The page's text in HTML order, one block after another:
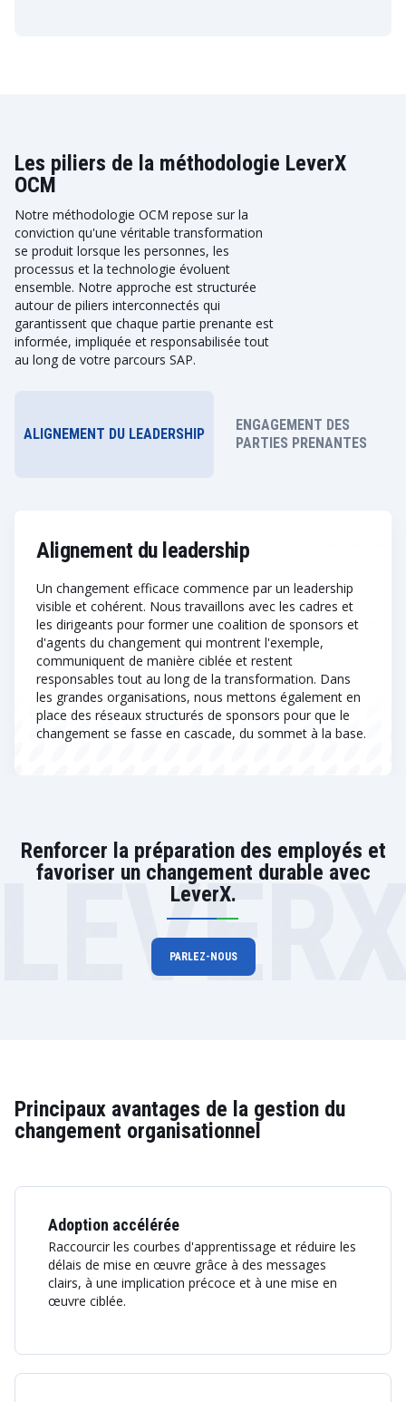
Les piliers de la méthodologie LeverX
OCM
Notre méthodologie OCM repose sur la
conviction qu'une véritable transformation
se produit lorsque les personnes, les
processus et la technologie évoluent
ensemble. Notre approche est structurée
autour de piliers interconnectés qui
garantissent que chaque partie prenante est
informée, impliquée et responsabilisée tout
au long de votre parcours SAP.
ALIGNEMENT DU LEADERSHIP
ENGAGEMENT DES
PARTIES PRENANTES
Alignement du leadership
Un changement efficace commence par un leadership
visible et cohérent. Nous travaillons avec les cadres et
les dirigeants pour former une coalition de sponsors et
d'agents du changement qui montrent l'exemple,
communiquent de manière ciblée et restent
responsables tout au long de la transformation. Dans
les grandes organisations, nous mettons également en
place des réseaux structurés de sponsors pour que le
changement se fasse en cascade, du sommet à la base.
Renforcer la préparation des employés et
favoriser un changement durable avec
LeverX.
PARLEZ-NOUS
Principaux avantages de la gestion du
changement organisationnel
Adoption accélérée
Raccourcir les courbes d'apprentissage et réduire les
délais de mise en œuvre grâce à des messages
clairs, à une implication précoce et à une mise en
œuvre ciblée.